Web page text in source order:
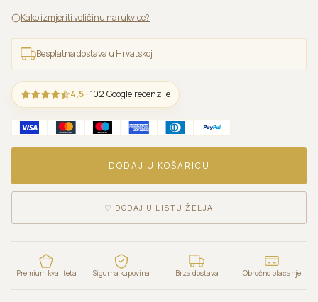
Kako izmjeriti veličinu narukvice?
Besplatna dostava u Hrvatskoj
4,5 · 102 Google recenzije
DODAJ U KOŠARICU
♡ DODAJ U LISTU ŽELJA
Premium kvaliteta Sigurna kupovina Brza dostava Obročno plaćanje